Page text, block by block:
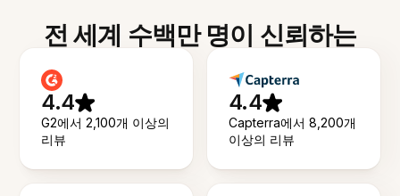
전 세계 수백만 명이 신뢰하는
4.4
G2에서 2,100개 이상의
리뷰
4.4
Capterra에서 8,200개
이상의 리뷰